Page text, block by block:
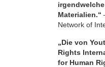
Materialien.“
Network of
„Die von
Rights
for Human